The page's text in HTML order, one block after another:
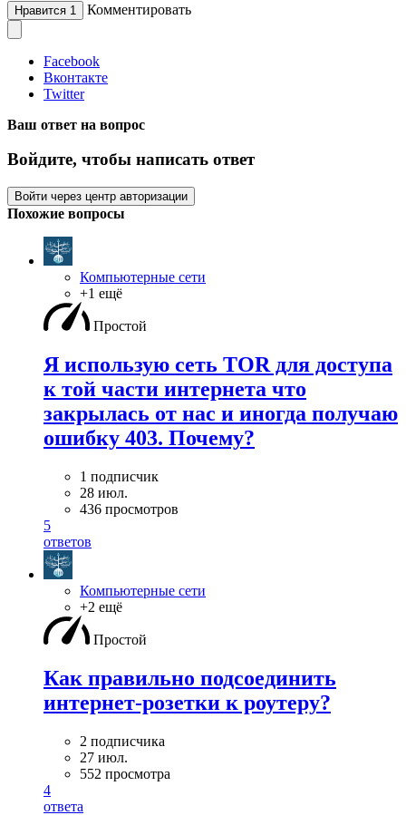
Нравится 1 Комментировать
Facebook
Вконтакте
Twitter
Ваш ответ на вопрос
Войдите, чтобы написать ответ
Войти через центр авторизации
Похожие вопросы
Компьютерные сети
+1 ещё
Простой
Я использую сеть TOR для доступа
к той части интернета что
закрылась от нас и иногда получаю
ошибку 403. Почему?
1 подписчик
28 июл.
436 просмотров
5
ответов
Компьютерные сети
+2 ещё
Простой
Как правильно подсоединить
интернет-розетки к роутеру?
2 подписчика
27 июл.
552 просмотра
4
ответа